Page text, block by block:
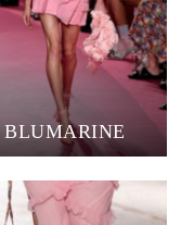
BLUMARINE